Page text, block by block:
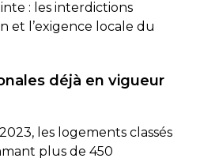
: les interdictions
et l’exigence locale du
déjà en vigueur
les logements classés
plus de 450